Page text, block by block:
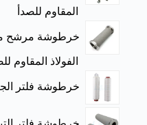
المقاوم للصدأ
خرطوشة مرشح
الفولاذ المقاوم
خرطوشة فلتر